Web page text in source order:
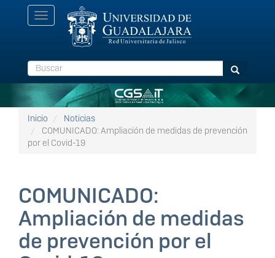
Toggle
navigation
Buscar Buscar
Inicio
Noticias
COMUNICADO: Ampliación de medidas de prevención
por el Covid-19
COMUNICADO:
Ampliación de medidas
de prevención por el